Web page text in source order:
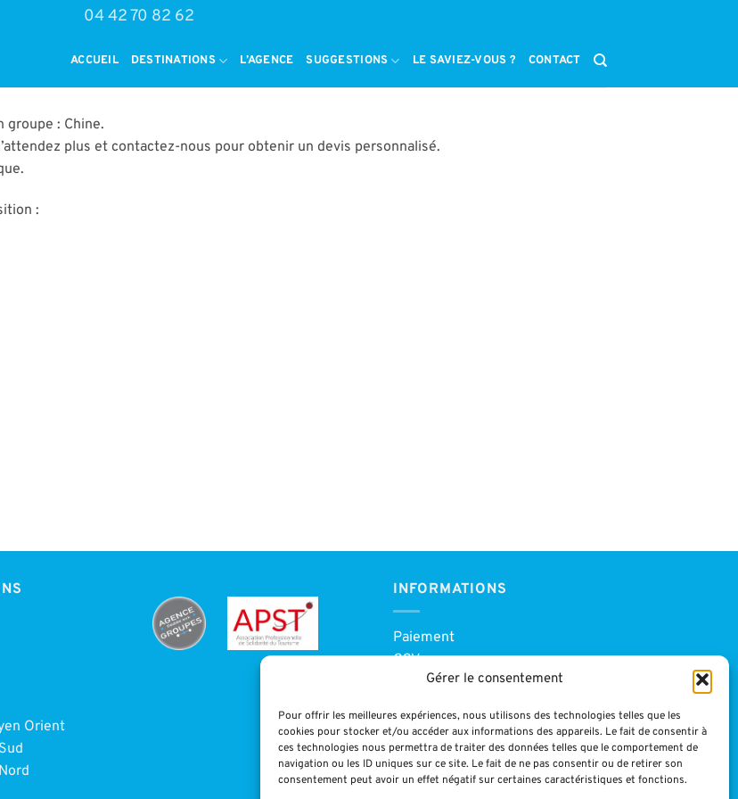
Gérer le consentement
Pour offrir les meilleures expériences, nous utilisons des technologies telles que les
cookies pour stocker et/ou accéder aux informations des appareils. Le fait de consentir à
ces technologies nous permettra de traiter des données telles que le comportement de
navigation ou les ID uniques sur ce site. Le fait de ne pas consentir ou de retirer son
consentement peut avoir un effet négatif sur certaines caractéristiques et fonctions.
04 42 70 82 62
ACCUEIL DESTINATIONS L’AGENCE SUGGESTIONS LE SAVIEZ-VOUS ? CONTACT
groupe : Chine.
plus et contactez-nous pour obtenir un devis personnalisé.
:
Orient
INFORMATIONS
Paiement
CGV